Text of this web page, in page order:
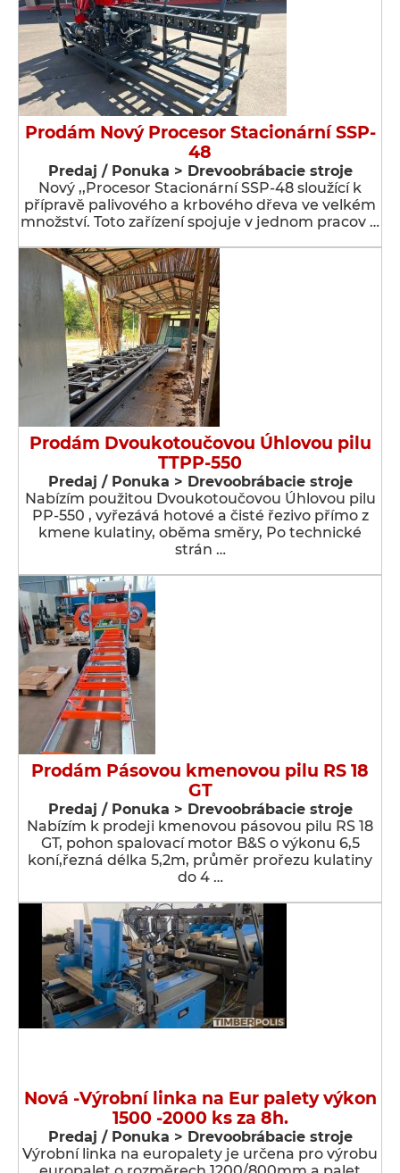
Prodám Nový Procesor Stacionární SSP-
48
Predaj / Ponuka > Drevoobrábacie stroje
Nový ,,Procesor Stacionární SSP-48 sloužící k
přípravě palivového a krbového dřeva ve velkém
množství. Toto zařízení spojuje v jednom pracov …
Prodám Dvoukotoučovou Úhlovou pilu
TTPP-550
Predaj / Ponuka > Drevoobrábacie stroje
Nabízím použitou Dvoukotoučovou Úhlovou pilu
PP-550 , vyřezává hotové a čisté řezivo přímo z
kmene kulatiny, oběma směry, Po technické
strán …
Prodám Pásovou kmenovou pilu RS 18
GT
Predaj / Ponuka > Drevoobrábacie stroje
Nabízím k prodeji kmenovou pásovou pilu RS 18
GT, pohon spalovací motor B&S o výkonu 6,5
koní,řezná délka 5,2m, průměr prořezu kulatiny
do 4 …
Nová -Výrobní linka na Eur palety výkon
1500 -2000 ks za 8h.
Predaj / Ponuka > Drevoobrábacie stroje
Výrobní linka na europalety je určena pro výrobu